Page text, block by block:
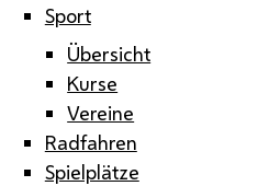
Sport
Übersicht
Kurse
Vereine
Radfahren
Spielplätze